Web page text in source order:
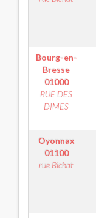
Bourg-en-
Bresse
01000
RUE DES
DIMES
Oyonnax
01100
rue Bichat